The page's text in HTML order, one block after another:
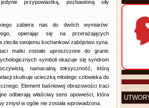
przypowiastką, pozbawioną siły
zabiera nas do dwóch wymiarów:
opierając się na przerażających
swojemu kochankowi zabójstwo syna.
matki zostało uproszczone do granic
symboli okazuje się syndrom
namacalną toksyczność, którą
skutkuje ucieczką młodego człowieka do
Element baśniowej obrazowości traci
odbierają właściwy sens opowieści, która
w ogóle nie została wprowadzona.